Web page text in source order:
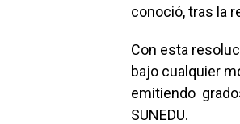
conoció, tras la
Con esta
bajo cualquier
emitiendo
SUNEDU.